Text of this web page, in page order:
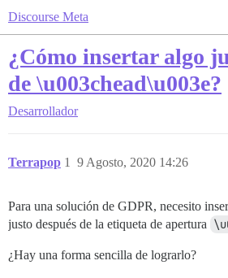
Discourse Meta
¿Cómo insertar algo
de \u003chead\u003e?
Desarrollador
Terrapop 9 Agosto, 2020 14:26
1
Para una solución de GDPR, necesito
justo después de la etiqueta de apertura
¿Hay una forma sencilla de lograrlo?